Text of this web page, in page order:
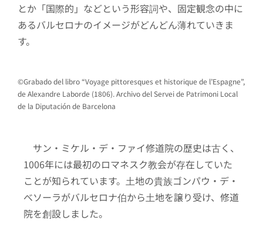
とか「国際的」などという形容詞や、固定観念の中に
あるバルセロナのイメージがどんどん薄れていきま
す。
©Grabado del libro “Voyage pittoresques et historique de l’Espagne”,
de Alexandre Laborde (1806). Archivo del Servei de Patrimoni Local
de la Diputación de Barcelona
サン・ミケル・デ・ファイ修道院の歴史は古く、
1006年には最初のロマネスク教会が存在していた
ことが知られています。土地の貴族ゴンパウ・デ・
べソーラがバルセロナ伯から土地を譲り受け、修道
院を創設しました。